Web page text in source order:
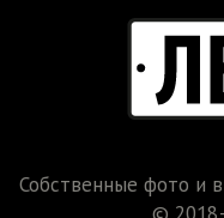
Собственные фото и